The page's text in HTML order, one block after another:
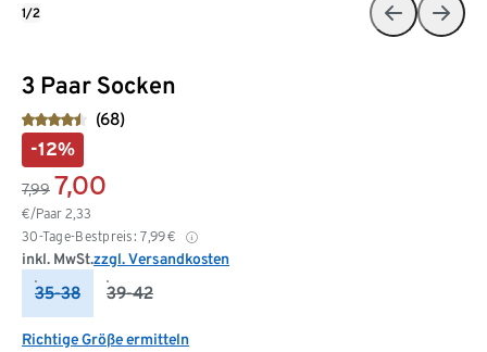
3 Paar Socken
(68)
-12%
7,99 7,00
€/Paar 2,33
30-Tage-Bestpreis: 7,99€
inkl. MwSt.zzgl. Versandkosten
35-38 39-42
Richtige Größe ermitteln
1/2